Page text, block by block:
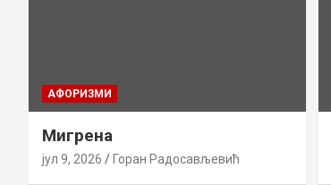
AФОРИЗМИ
Мигрена
јул 9, 2026 Горан Радосављевић